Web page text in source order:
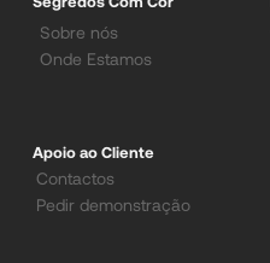
Sobre nós
Onde Estamos
Apoio ao Cliente
Contactos
Pedir demonstração